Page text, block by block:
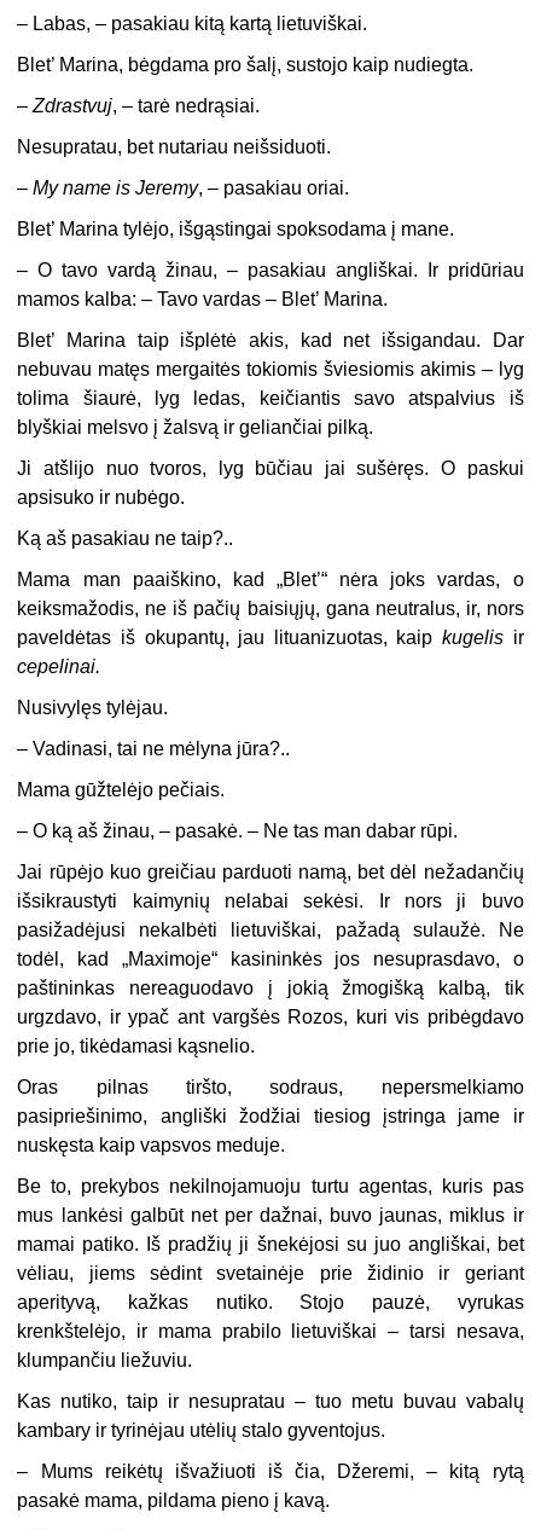
– Labas, – pasakiau kitą kartą lietuviškai.
Blet’ Marina, bėgdama pro šalį, sustojo kaip nudiegta.
–Zdrastvuj, – tarė nedrąsiai.
Nesupratau, bet nutariau neišsiduoti.
–My name is Jeremy, – pasakiau oriai.
Blet’ Marina tylėjo, išgąstingai spoksodama į mane.
–O tavo vardą žinau, – pasakiau angliškai. Ir pridūriau
mamos kalba:– Tavo vardas – Blet’ Marina.
Blet’ Marina taip išplėtė akis, kad net išsigandau. Dar
nebuvau matęs mergaitės tokiomis šviesiomis akimis – lyg
tolima šiaurė, lyg ledas, keičiantis savo atspalvius iš
blyškiai melsvo į žalsvą ir geliančiai pilką.
Ji atšlijo nuo tvoros, lyg būčiau jai sušėręs. O paskui
apsisuko ir nubėgo.
Ką aš pasakiau ne taip?..
Mama man paaiškino, kad „Blet’“ nėra joks vardas, o
keiksmažodis, ne iš pačių baisiųjų, gana neutralus, ir, nors
paveldėtas iš okupantų, jau lituanizuotas, kaip kugelisir
cepelinai.
Nusivylęs tylėjau.
–Vadinasi, tai ne mėlyna jūra?..
Mama gūžtelėjo pečiais.
–O ką aš žinau, – pasakė. – Ne tas man dabar rūpi.
Jai rūpėjo kuo greičiau parduoti namą, bet dėl nežadančių
išsikraustyti kaimynių nelabai sekėsi. Ir nors ji buvo
pasižadėjusi nekalbėti lietuviškai, pažadą sulaužė. Ne
todėl, kad „Maximoje“ kasininkės jos nesuprasdavo, o
paštininkas nereaguodavo į jokią žmogišką kalbą, tik
urgzdavo, ir ypač ant vargšės Rozos, kuri vis pribėgdavo
prie jo, tikėdamasi kąsnelio.
Oras pilnas tiršto, sodraus, nepersmelkiamo
pasipriešinimo, angliški žodžiai tiesiog įstringa jame ir
nuskęsta kaip vapsvos meduje.
Be to, prekybos nekilnojamuoju turtu agentas, kuris pas
mus lankėsi galbūt net per dažnai, buvo jaunas, miklus ir
mamai patiko. Iš pradžių ji šnekėjosi su juo angliškai, bet
vėliau, jiems sėdint svetainėje prie židinio ir geriant
aperityvą, kažkas nutiko. Stojo pauzė, vyrukas
krenkštelėjo, ir mama prabilo lietuviškai – tarsi nesava,
klumpančiu liežuviu.
Kas nutiko, taip ir nesupratau – tuo metu buvau vabalų
kambary ir tyrinėjau utėlių stalo gyventojus.
–
Mums reikėtų išvažiuoti iš čia, Džeremi, – kitą rytą
pasakė mama, pildama pieno į kavą.